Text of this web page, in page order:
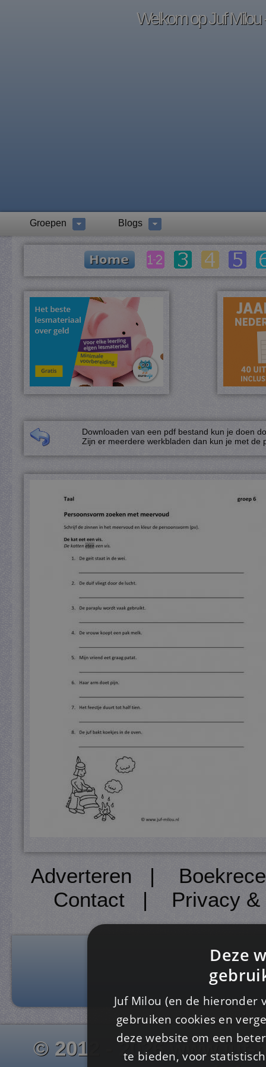
Welkom op Juf Milou
Groepen Blogs
Downloaden van een pdf bestand kun je doen
Zijn er meerdere werkbladen dan kun je met de
Adverteren |
Contact| Privacy
© 2012 - 2026
Deze
Juf Milou (en de
gebruiken cookies en
deze website om een
te bieden, voor